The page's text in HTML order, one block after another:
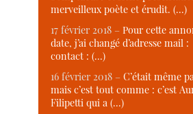
merveilleux poète et érudit. (…)
17 février 2018 –Pour cette
date, j’ai changé d’adresse mail :
contact : (…)
16 février 2018 –C’était même
mais c’est tout comme : c’est
Filipetti qui a (…)